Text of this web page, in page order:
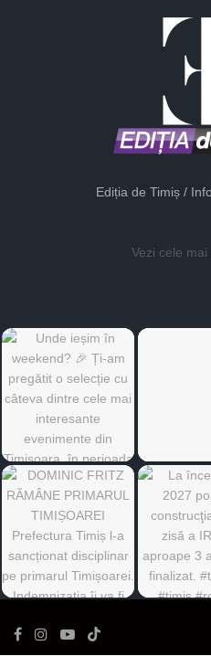
Ediția de Timiș /
Vezi cele